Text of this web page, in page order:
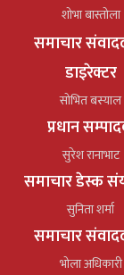
शोभा बास्तोला
समाचार
डाइरेक्टर
सोभित बस्याल
प्रधान
सुरेश रानाभाट
समाचार डेस्क
सुनिता शर्मा
समाचार
भोला अधिकारी